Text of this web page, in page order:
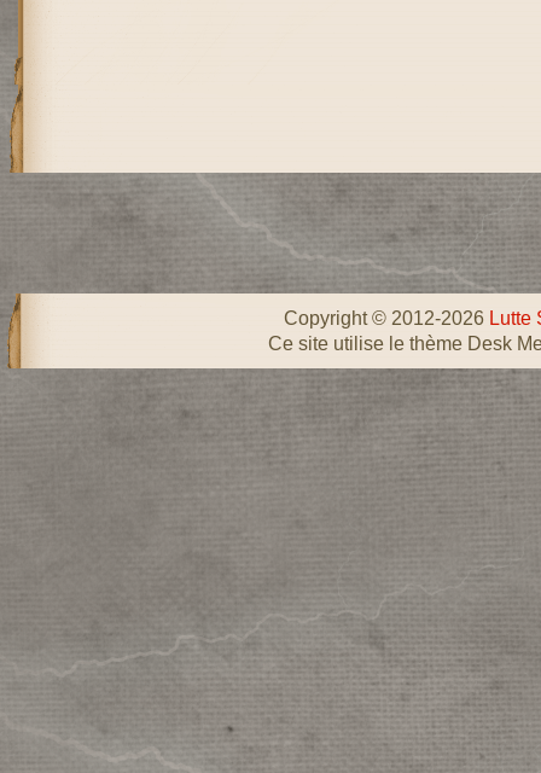
Copyright © 2012-2026 Lutte
Ce site utilise le thème Desk